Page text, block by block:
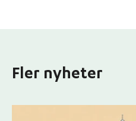
Fler nyheter